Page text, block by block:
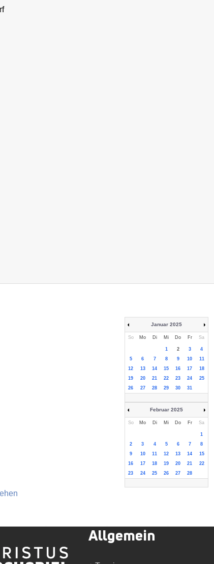
Januar 2025
So Mo Di Mi Do Fr Sa
1 2 3
4
5
6 7 8 9 10
11
12
13 14 15 16 17
18
19
20 21 22 23 24
25
26
27 28 29 30 31
Februar 2025
So Mo Di Mi Do Fr Sa
1
2
3 4 5 6 7
8
9
10 11 12 13 14
15
16
17 18 19 20 21
22
23
24 25 26 27 28
Allgemein